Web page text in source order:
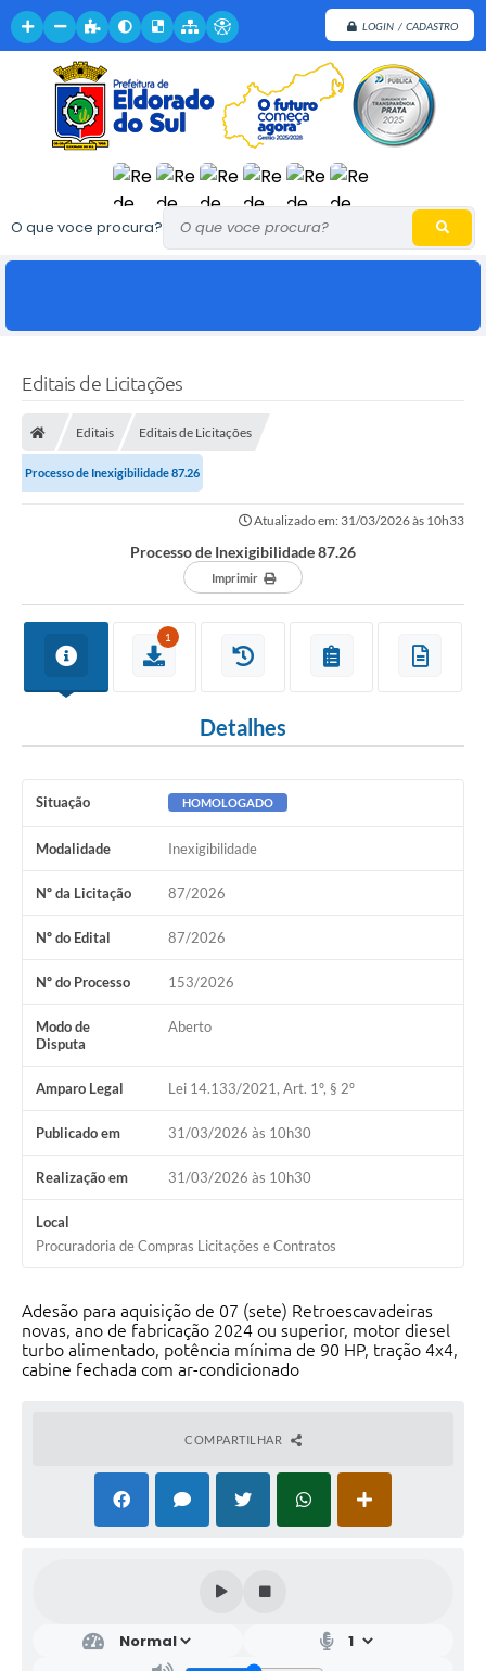
LOGIN / CADASTRO
O que voce procura?
Editais de Licitações
Editais Editais de Licitações
Processo de Inexigibilidade 87.26
Atualizado em: 31/03/2026 às 10h33
Processo de Inexigibilidade 87.26
Imprimir
1
Detalhes
Situação HOMOLOGADO
Modalidade Inexigibilidade
Nº da Licitação 87/2026
Nº do Edital 87/2026
Nº do Processo 153/2026
Modo de
Disputa
Aberto
Amparo Legal Lei 14.133/2021, Art. 1º, § 2º
Publicado em 31/03/2026 às 10h30
Realização em 31/03/2026 às 10h30
Local
Procuradoria de Compras Licitações e Contratos
Adesão para aquisição de 07 (sete) Retroescavadeiras
novas, ano de fabricação 2024 ou superior, motor diesel
turbo alimentado, potência mínima de 90 HP, tração 4x4,
cabine fechada com ar-condicionado
COMPARTILHAR